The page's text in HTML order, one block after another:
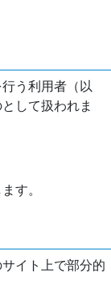
う利用者（以
して扱われま
す。
イト上で部分的